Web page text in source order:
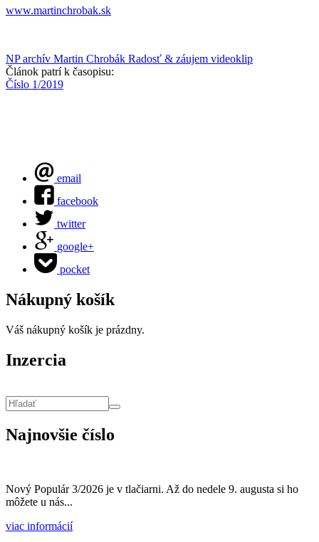
www.martinchrobak.sk
NP archív Martin Chrobák Radosť & záujem videoklip
Článok patrí k časopisu:
Číslo 1/2019
email
facebook
twitter
google+
pocket
Nákupný košík
Váš nákupný košík je prázdny.
Inzercia
Najnovšie číslo
Nový Populár 3/2026 je v tlačiarni. Až do nedele 9. augusta si ho
môžete u nás...
viac informácií